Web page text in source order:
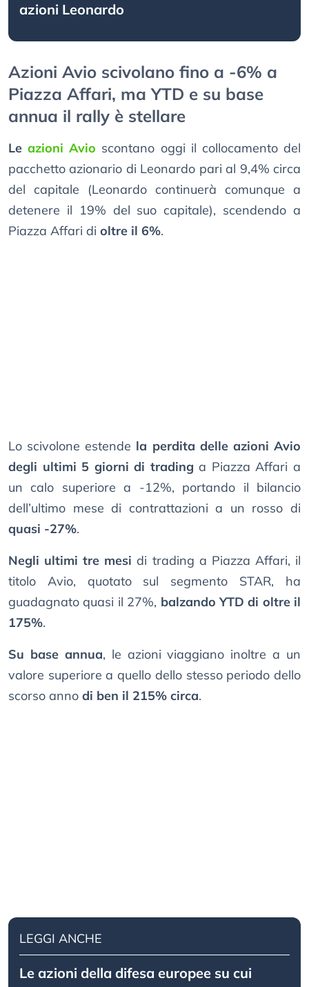
azioni Leonardo
Azioni Avio scivolano fino a -6% a
Piazza Affari, ma YTD e su base
annua il rally è stellare
Leazioni Avio scontano oggi il collocamento del
pacchetto azionario di Leonardo pari al 9,4% circa
del capitale (Leonardo continuerà comunque a
detenere il 19% del suo capitale), scendendo a
Piazza Affari di oltre il 6%.
Lo scivolone estende la perdita delle azioni Avio
degli ultimi 5 giorni di trading a Piazza Affari a
un calo superiore a -12%, portando il bilancio
dell’ultimo mese di contrattazioni a un rosso di
quasi -27%.
Negli ultimi tre mesi di trading a Piazza Affari, il
titolo Avio, quotato sul segmento STAR, ha
guadagnato quasi il 27%, balzando YTD di oltre il
175%.
Su base annua, le azioni viaggiano inoltre a un
valore superiore a quello dello stesso periodo dello
scorso anno di ben il 215% circa.
LEGGI ANCHE
Le azioni della difesa europee su cui